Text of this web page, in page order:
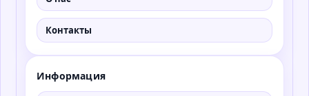
Контакты
Информация